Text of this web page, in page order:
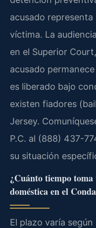
acusado
víctima. La
en el Superior
acusado
es liberado bajo
existen fiadores
Jersey.
P.C. al (888) 437-
su situación
¿Cuánto tiempo
doméstica en el
El plazo varía